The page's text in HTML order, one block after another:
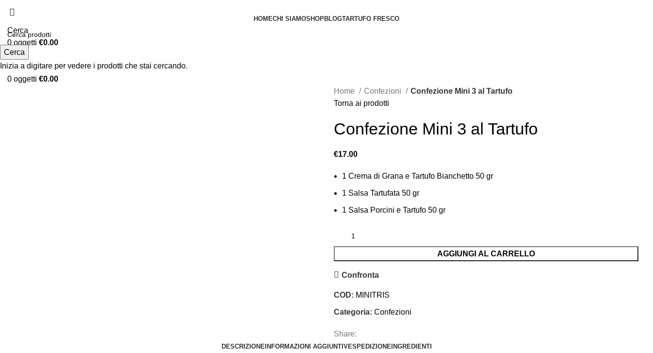
HOMECHI SIAMOSHOPBLOGTARTUFO FRESCO
Cerca
0 oggetti €0.00
Menu
0 oggetti €0.00
Home Confezioni
Confezione Mini 3 al Tartufo
Torna ai prodotti
Confezione Mini 3 al Tartufo
€17.00
1 Crema di Grana e Tartufo Bianchetto 50 gr
1 Salsa Tartufata 50 gr
1 Salsa Porcini e Tartufo 50 gr
AGGIUNGI AL CARRELLO
Confronta
COD: MINITRIS
Categoria: Confezioni
Share:
DESCRIZIONEINFORMAZIONI AGGIUNTIVESPEDIZIONEINGREDIENTI
Cerca
Inizia a digitare per vedere i prodotti che stai cercando.